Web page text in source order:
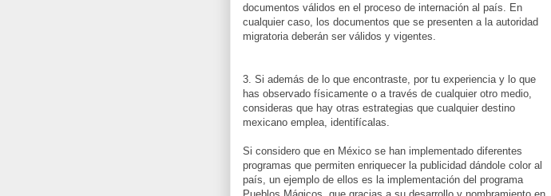
documentos válidos en el proceso de internación al país. En
cualquier caso, los documentos que se presenten a la autoridad
migratoria deberán ser válidos y vigentes.
3. Si además de lo que encontraste, por tu experiencia y lo que
has observado físicamente o a través de cualquier otro medio,
consideras que hay otras estrategias que cualquier destino
mexicano emplea, identifícalas.
Si considero que en México se han implementado diferentes
programas que permiten enriquecer la publicidad dándole color al
país, un ejemplo de ellos es la implementación del programa